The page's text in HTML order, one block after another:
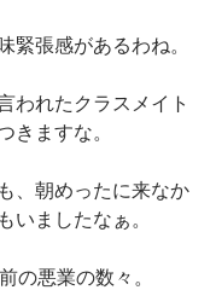
緊張感があるわね。
われたクラスメイト
きますな。
、朝めったに来なか
いましたなぁ。
の悪業の数々。